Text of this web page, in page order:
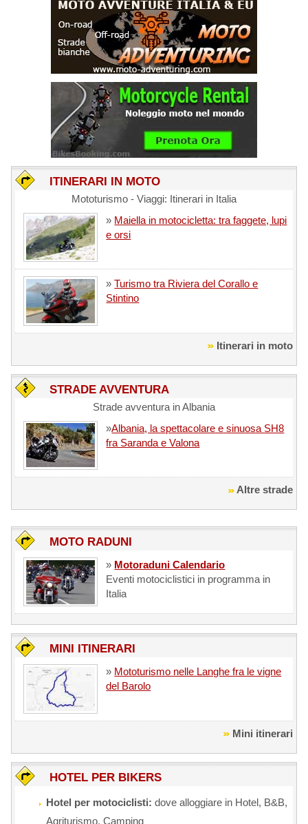
ITINERARI IN MOTO
Mototurismo - Viaggi: Itinerari in Italia
» Maiella in motocicletta: tra faggete, lupi
e orsi
»Turismo tra Riviera del Corallo e
Stintino
Itinerari in moto
STRADE AVVENTURA
Strade avventura in Albania
»Albania, la spettacolare e sinuosa SH8
fra Saranda e Valona
Altre strade
MOTO RADUNI
» Motoraduni Calendario
Eventi motociclistici in programma in
Italia
MINI ITINERARI
» Mototurismo nelle Langhe fra le vigne
del Barolo
Mini itinerari
HOTEL PER BIKERS
Hotel per motociclisti: dove alloggiare in Hotel, B&B,
Agriturismo, Camping